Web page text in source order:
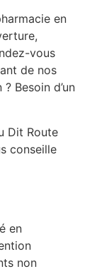
en
vous
de nos
Besoin d’un
Dit Route
conseille
en
non